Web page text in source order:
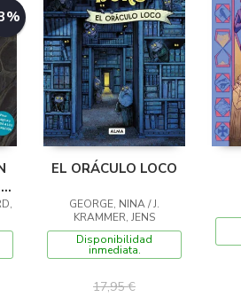
EL ORÁCULO LOCO
GEORGE, NINA / J.
KRAMMER, JENS
Disponibilidad
inmediata.
17,95 €